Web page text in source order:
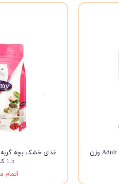
غذای خشک گربه پرامی مدل Adult Cat وزن
1.5 کیلوگرم